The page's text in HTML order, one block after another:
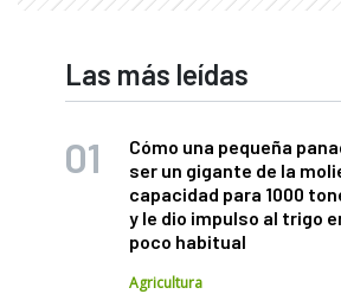
Las más leídas
Cómo una pequeña
ser un gigante de la
capacidad para 1000
y le dio impulso al trigo
poco habitual
Agricultura